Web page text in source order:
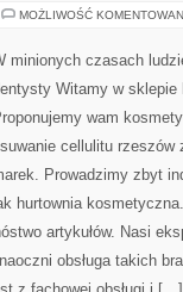
MOŻLIWOŚĆ
minionych czasach
Witamy w
wam
cellulitu
Prowadzimy zbyt
hurtownia
artykułów. Nasi
obsługa takich